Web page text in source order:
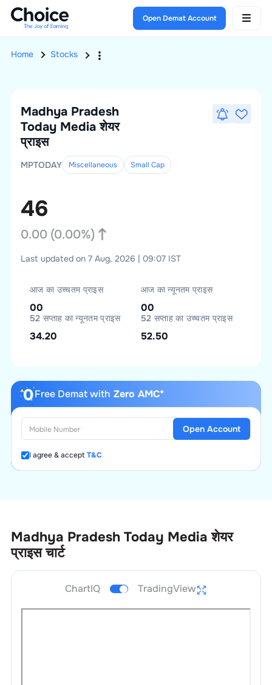
Open Demat Account
Home Stocks
Madhya Pradesh
Today Media शेयर
प्राइस
MPTODAY Miscellaneous Small Cap
46
0.00 (0.00%)
Last updated on 7 Aug, 2026 | 09:07 IST
आज का उच्चतम प्राइस
00
आज का न्यूनतम प्राइस
00
52 सप्ताह का न्यूनतम प्राइस
34.20
52 सप्ताह का उच्चतम प्राइस
52.50
Free Demat with Zero AMC*
I agree & acceptT&C
Open Account
Madhya Pradesh Today Media शेयर
प्राइस चार्ट
ChartIQ TradingView